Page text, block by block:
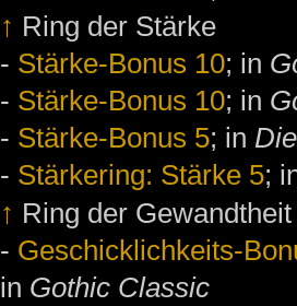
↑ Ring der Stärke
- Stärke-Bonus 10; in
- Stärke-Bonus 10; in
- Stärke-Bonus 5; in
- Stärkering: Stärke 5;
↑ Ring der Gewandtheit
- Geschicklichkeits-
in Gothic Classic